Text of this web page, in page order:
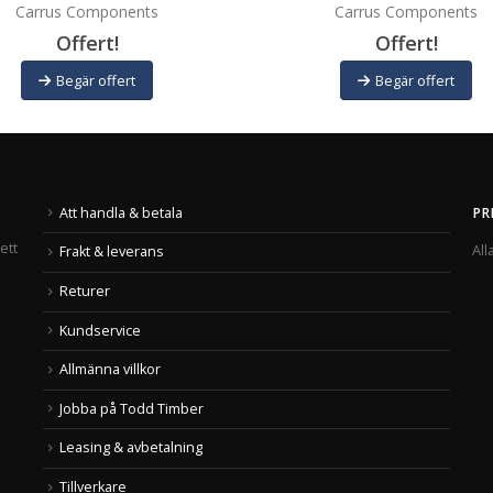
Carrus Components
Offert!
Begär offert
Carrus Components
Offert!
Begär offert
Att handla & betala
Frakt & leverans
Returer
Kundservice
Allmänna villkor
Jobba på Todd Timber
Leasing & avbetalning
Tillverkare